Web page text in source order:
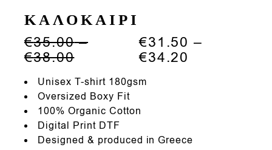
ΚΑΛΟΚΑΙΡΙ
€35.00 –
€38.00Price
€35.00
through
€38.00
€31.50 –
€34.20
Unisex T-shirt 180gsm
Oversized Boxy Fit
100% Organic Cotton
Digital Print DTF
Designed & produced in Greece